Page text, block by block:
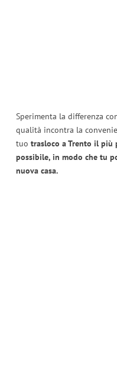
Sperimenta la differenza
qualità incontra la
tuo trasloco a Trento il più
possibile, in modo che tu
nuova casa.